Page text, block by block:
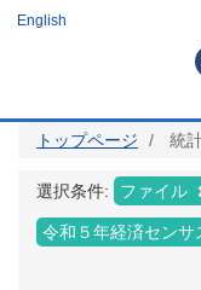
ツ
English
トップページ 統
選択条件: ファイル
令和５年経済センサ